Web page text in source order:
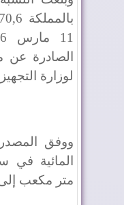
الصادرة عن
لوزارة
ووفق
متر مكعب إلى